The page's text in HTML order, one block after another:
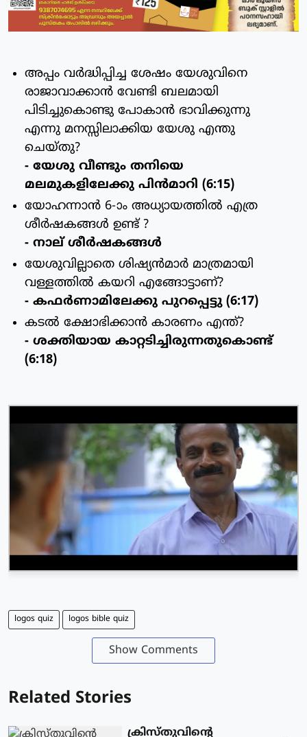
അപ്പം വര്‍ദ്ധിപ്പിച്ച ശേഷം യേശുവിനെ
രാജാവാക്കാന്‍ വേണ്ടി ബലമായി
പിടിച്ചുകൊണ്ടു പോകാന്‍ ഭാവിക്കുന്നു
എന്നു മനസ്സിലാക്കിയ യേശു എന്തു
ചെയ്തു?
- യേശു വീണ്ടും തനിയെ
മലമുകളിലേക്കു പിന്‍മാറി (6:15)
യോഹന്നാന്‍ 6-ാം അധ്യായത്തില്‍ എത്ര
ശീര്‍ഷകങ്ങള്‍ ഉണ്ട് ?
- നാല് ശീര്‍ഷകങ്ങള്‍
യേശുവില്ലാതെ ശിഷ്യന്‍മാര്‍ മാത്രമായി
വള്ളത്തില്‍ കയറി എങ്ങോട്ടാണ്?
- കഫര്‍ണാമിലേക്കു പുറപ്പെട്ടു (6:17)
കടല്‍ ക്ഷോഭിക്കാന്‍ കാരണം എന്ത്?
- ശക്തിയായ കാറ്റടിച്ചിരുന്നതുകൊണ്ട്
(6:18)
logos quiz logos bible quiz
Show Comments
Related Stories
ക്രിസ്തുവിന്റെ